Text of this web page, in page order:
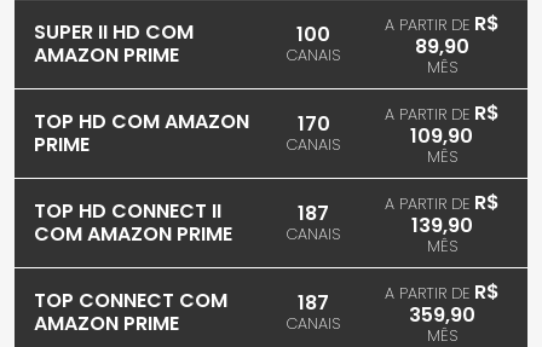
SUPER II HD COM
AMAZON PRIME
100
CANAIS
A PARTIR DE R$
89,90
MÊS
TOP HD COM AMAZON
PRIME
170
CANAIS
A PARTIR DE R$
109,90
MÊS
TOP HD CONNECT II
COM AMAZON PRIME
187
CANAIS
A PARTIR DE R$
139,90
MÊS
TOP CONNECT COM
AMAZON PRIME
187
CANAIS
A PARTIR DE R$
359,90
MÊS